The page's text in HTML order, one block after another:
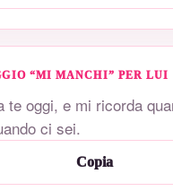
“MI MANCHI” PER LUI
te oggi, e mi ricorda
ci sei.
Copia